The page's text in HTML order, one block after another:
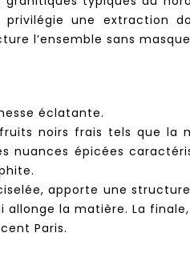
une extraction
l’ensemble sans
éclatante.
noirs frais tels que la
nuances épicées
apporte une
la matière. La
Paris.